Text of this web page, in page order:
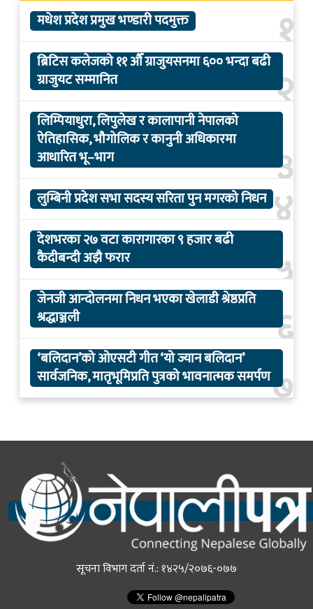
१
मधेश प्रदेश प्रमुख भण्डारी पदमुक्त
२
ब्रिटिस कलेजको ११ औँ ग्राजुयसनमा ६०० भन्दा बढी
ग्राजुयट सम्मानित
३
लिम्पियाधुरा, लिपुलेख र कालापानी नेपालको
ऐतिहासिक, भौगोलिक र कानुनी अधिकारमा
आधारित भू–भाग
४
लुम्बिनी प्रदेश सभा सदस्य सरिता पुन मगरको निधन
५
देशभरका २७ वटा कारागारका ९ हजार बढी
कैदीबन्दी अझै फरार
६
जेनजी आन्दोलनमा निधन भएका खेलाडी श्रेष्ठप्रति
श्रद्धाञ्जली
७
‘बलिदान’को ओएसटी गीत ‘यो ज्यान बलिदान’
सार्वजनिक, मातृभूमिप्रति पुत्रको भावनात्मक समर्पण
सूचना विभाग दर्ता नं.: १४२५/२०७६-०७७